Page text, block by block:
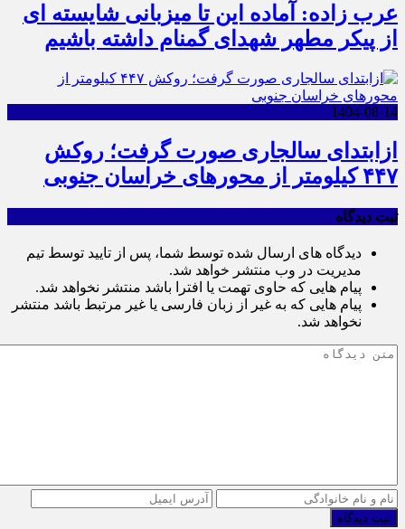
عرب زاده: آماده این تا میزبانی شایسته ای
از پیکر مطهر شهدای گمنام داشته باشیم
1404-08-14
ازابتدای سالجاری صورت گرفت؛ روکش
۴۴۷ کیلومتر از محورهای خراسان جنوبی
ثبت دیدگاه
دیدگاه های ارسال شده توسط شما، پس از تایید توسط تیم
مدیریت در وب منتشر خواهد شد.
پیام هایی که حاوی تهمت یا افترا باشد منتشر نخواهد شد.
پیام هایی که به غیر از زبان فارسی یا غیر مرتبط باشد منتشر
نخواهد شد.
ثبت دیدگاه